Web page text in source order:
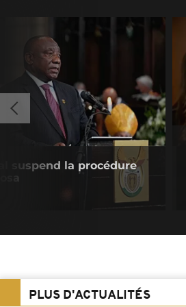
suspend la procédure
PLUS D'ACTUALITÉS